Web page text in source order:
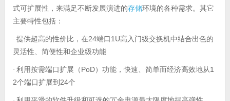
式可扩展性，来满足不断发展演进的存储环境的各种需求。其它
主要特性包括：
· 提供超高的性价比，在24端口 1U高入门级交换机中结合出色的
灵活性、简便性和企业级功能
· 利用按需端口扩展（PoD）功能，快速、简单而经济高效地从 1
2个端口扩展到 24个